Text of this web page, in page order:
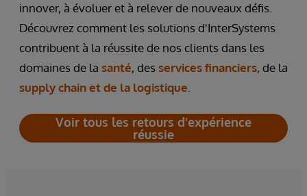
innover, à évoluer et à relever de nouveaux défis.
Découvrez comment les solutions d'InterSystems
contribuent à la réussite de nos clients dans les
domaines de la santé, des services financiers, de la
supply chain et de la logistique.
Voir tous les retours d'expérience
réussie